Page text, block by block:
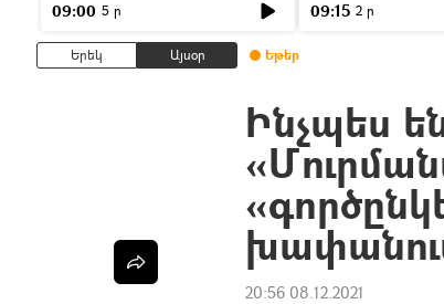
09:00 5 ր 09:15 2 ր
Երեկ Այսօր Եթեր
Ինչպես
20:56 08.12.2021